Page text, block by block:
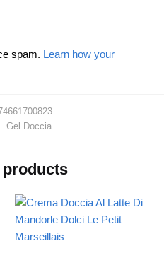
spam. Learn how your
Gel Doccia
products